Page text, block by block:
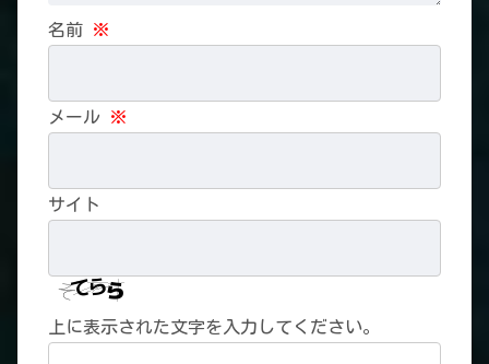
名前 ※
メール ※
サイト
上に表示された文字を入力してください。